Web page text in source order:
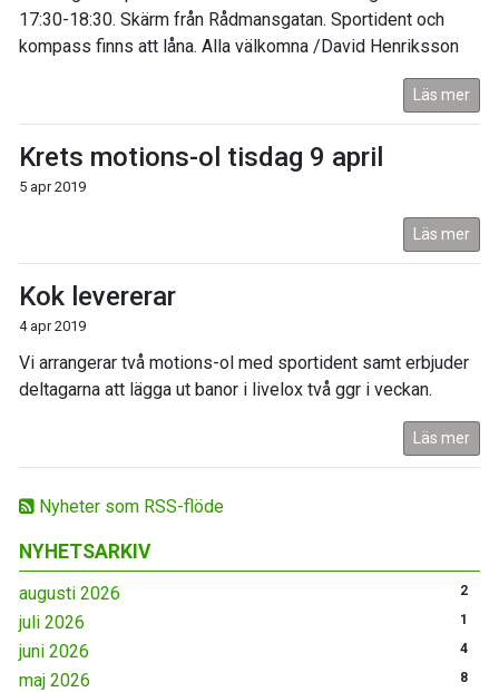
Nyheter som RSS-flöde
NYHETSARKIV
augusti 2026 2
juli 2026 1
juni 2026 4
maj 2026 8
17:30-18:30. Skärm från Rådmansgatan. Sportident och
kompass finns att låna. Alla välkomna /David Henriksson
Läs mer
Krets motions-ol tisdag 9 april
5 apr 2019
Läs mer
Kok levererar
4 apr 2019
Vi arrangerar två motions-ol med sportident samt erbjuder
deltagarna att lägga ut banor i livelox två ggr i veckan.
Läs mer